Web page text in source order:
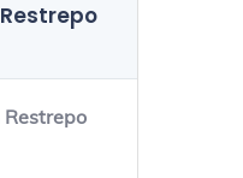
Restrepo
Restrepo